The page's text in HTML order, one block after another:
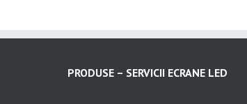
PRODUSE – SERVICII ECRANE LED